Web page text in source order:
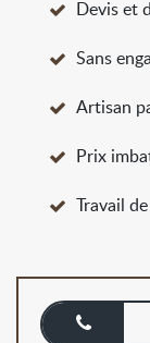
Devis et
Sans
Artisan
Prix
Travail